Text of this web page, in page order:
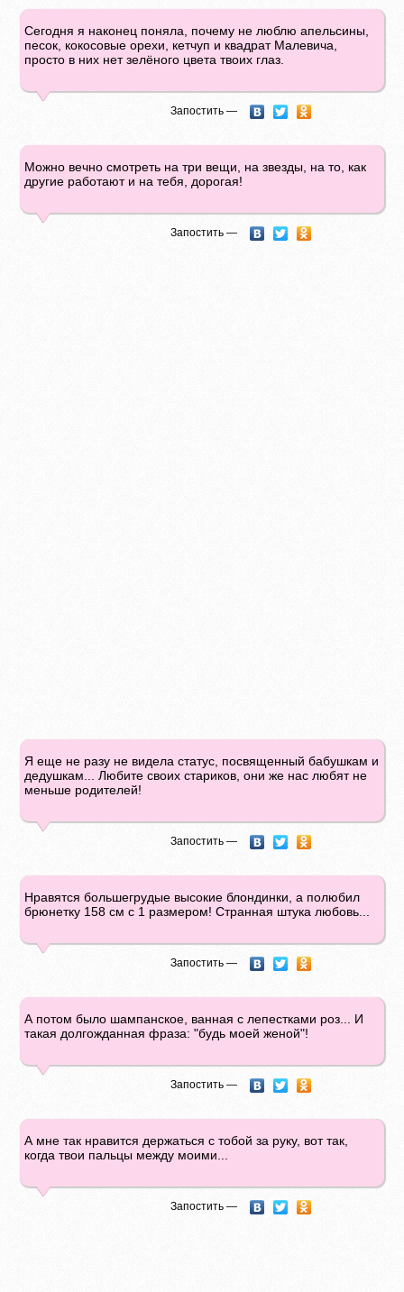
Сегодня я наконец поняла, почему не люблю апельсины,
песок, кокосовые орехи, кетчуп и квадрат Малевича,
просто в них нет зелёного цвета твоих глаз.
Запостить —
Можно вечно смотреть на три вещи, на звезды, на то, как
другие работают и на тебя, дорогая!
Запостить —
Я еще не разу не видела статус, посвященный бабушкам и
дедушкам... Любите своих стариков, они же нас любят не
меньше родителей!
Запостить —
Нравятся большегрудые высокие блондинки, а полюбил
брюнетку 158 см с 1 размером! Странная штука любовь...
Запостить —
А потом было шампанское, ванная с лепестками роз... И
такая долгожданная фраза: "будь моей женой"!
Запостить —
А мне так нравится держаться с тобой за руку, вот так,
когда твои пальцы между моими...
Запостить —